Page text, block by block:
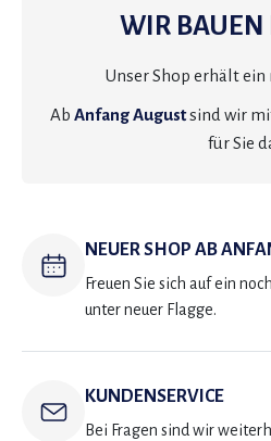
WIR BAUEN
Unser Shop erhält ein
Ab Anfang Augustsind wir
für Sie
NEUER SHOP AB
Freuen Sie sich auf ein
unter neuer Flagge.
KUNDENSERVICE
Bei Fragen sind wir